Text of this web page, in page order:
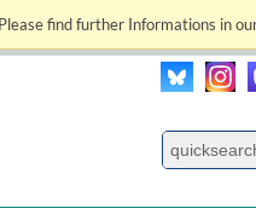
find further Informations in